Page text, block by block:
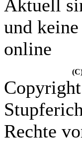
Aktuell
und
online
Rechte